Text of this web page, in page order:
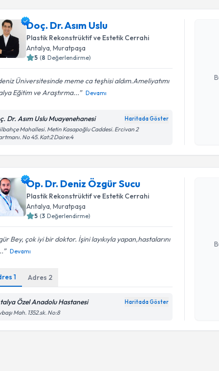
Doç. Dr. Asım Uslu
Plastik Rekonstrüktif ve Estetik Cerrahi
Antalya, Muratpaşa
5 (8 Değerlendirme)
Üniversitesinde meme ca teşhisi aldım.Ameliyatımı
Eğitim ve Araştırma...
Devamı
Dr. Asım Uslu Muayenehanesi Haritada Göster
Mahallesi. Metin Kasapoğlu Caddesi. Ercivan 2
No 45. Kat:2 Daire:4
Op. Dr. Deniz Özgür Sucu
Plastik Rekonstrüktif ve Estetik Cerrahi
Antalya, Muratpaşa
5 (3 Değerlendirme)
Bey, çok iyi bir doktor. İşini layıkıyla yapan,hastalarını
Devamı
1 Adres 2
Özel Anadolu Hastanesi Haritada Göster
Mah. 1352.sk. No:8